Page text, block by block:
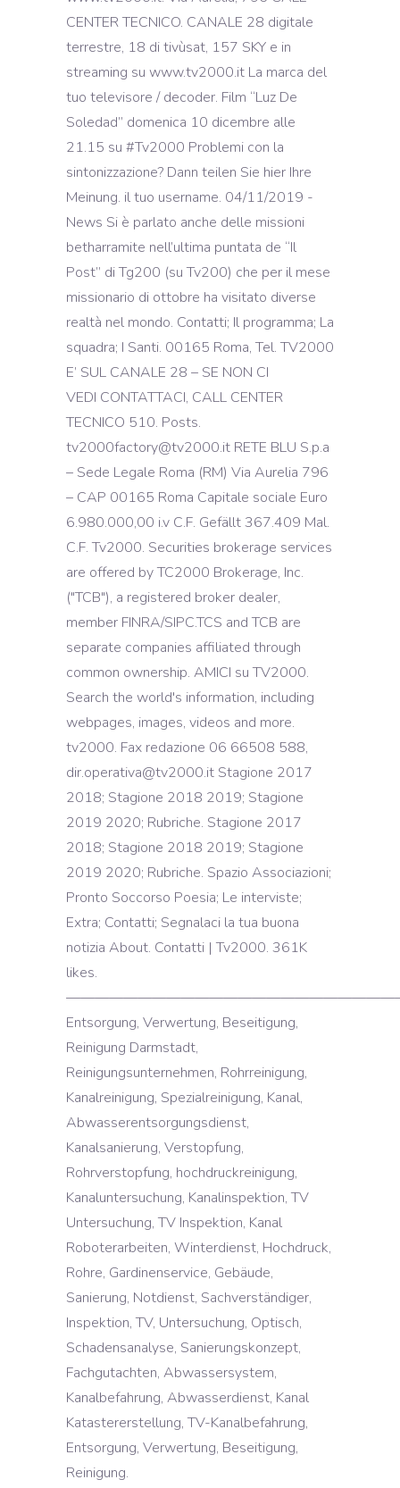
CENTER TECNICO. CANALE 28 digitale
terrestre, 18 di tivùsat, 157 SKY e in
streaming su www.tv2000.it La marca del
tuo televisore / decoder. Film “Luz De
Soledad” domenica 10 dicembre alle
21.15 su #Tv2000 Problemi con la
sintonizzazione? Dann teilen Sie hier Ihre
Meinung. il tuo username. 04/11/2019 -
News Si è parlato anche delle missioni
betharramite nell’ultima puntata de “Il
Post” di Tg200 (su Tv200) che per il mese
missionario di ottobre ha visitato diverse
realtà nel mondo. Contatti; Il programma; La
squadra; I Santi. 00165 Roma, Tel. TV2000
E’ SUL CANALE 28 – SE NON CI
VEDI CONTATTACI, CALL CENTER
TECNICO 510. Posts.
tv2000factory@tv2000.it RETE BLU S.p.a
– Sede Legale Roma (RM) Via Aurelia 796
– CAP 00165 Roma Capitale sociale Euro
6.980.000,00 i.v C.F. Gefällt 367.409 Mal.
C.F. Tv2000. Securities brokerage services
are offered by TC2000 Brokerage, Inc.
("TCB"), a registered broker dealer,
member FINRA/SIPC.TCS and TCB are
separate companies affiliated through
common ownership. AMICI su TV2000.
Search the world's information, including
webpages, images, videos and more.
tv2000. Fax redazione 06 66508 588,
dir.operativa@tv2000.it Stagione 2017
2018; Stagione 2018 2019; Stagione
2019 2020; Rubriche. Stagione 2017
2018; Stagione 2018 2019; Stagione
2019 2020; Rubriche. Spazio Associazioni;
Pronto Soccorso Poesia; Le interviste;
Extra; Contatti; Segnalaci la tua buona
notizia About. Contatti | Tv2000. 361K
likes.
Entsorgung, Verwertung, Beseitigung,
Reinigung Darmstadt,
Reinigungsunternehmen, Rohrreinigung,
Kanalreinigung, Spezialreinigung, Kanal,
Abwasserentsorgungsdienst,
Kanalsanierung, Verstopfung,
Rohrverstopfung, hochdruckreinigung,
Kanaluntersuchung, Kanalinspektion, TV
Untersuchung, TV Inspektion, Kanal
Roboterarbeiten, Winterdienst, Hochdruck,
Rohre, Gardinenservice, Gebäude,
Sanierung, Notdienst, Sachverständiger,
Inspektion, TV, Untersuchung, Optisch,
Schadensanalyse, Sanierungskonzept,
Fachgutachten, Abwassersystem,
Kanalbefahrung, Abwasserdienst, Kanal
Katastererstellung, TV-Kanalbefahrung,
Entsorgung, Verwertung, Beseitigung,
Reinigung.